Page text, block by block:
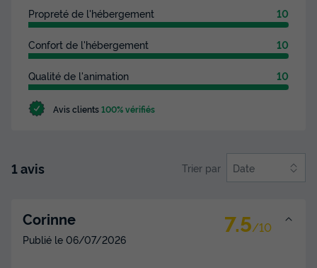
Meilleur prix pour 7 nuits
805 €
MOBILHOME 6 personnes - 3 chambres
Propreté de l'hébergement 10
Confort de l'hébergement 10
Qualité de l'animation 10
Avis clients100% vérifiés
1 avis Trier par Date
Corinne 7.5/10
Publié le 06/07/2026